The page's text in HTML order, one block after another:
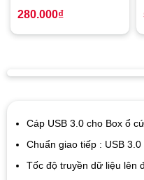
280.000₫
Cáp USB 3.0 cho Box ổ
Chuẩn giao tiếp : USB
Tốc độ truyền dữ liệu lên